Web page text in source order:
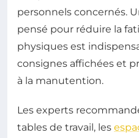
personnels concernés.
pensé pour réduire la
physiques est
consignes affichées et
à la manutention.
Les experts
tables de travail, les